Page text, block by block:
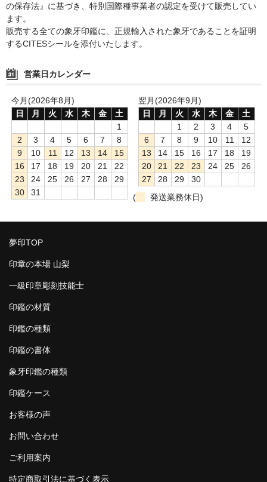
の保存法』に基づき、特別国際種事業者の認定を受けて販売してい
ます。
販売する全ての象牙印鑑に、正規輸入された象牙であることを証明
するCITESシールを添付いたします。
営業日カレンダー
今月(2026年8月)
日
月 火 水 木 金
土
1
2
3 4 5 6 7
8
9
10 11 12 13 14
15
16
17 18 19 20 21
22
23
24 25 26 27 28
29
30
31
翌月(2026年9月)
日
月 火 水 木 金
土
1
2 3 4
5
6
7 8 9 10 11
12
13
14 15 16 17 18
19
20
21 22 23 24 25
26
27
28 29
30
(
発送業務休日)
夢印TOP
印章の本場 山梨
一級印章彫刻技能士
印鑑の材質
印鑑の種類
印鑑の書体
象牙印鑑の種類
印鑑ケース
お客様の声
お問い合わせ
ご利用案内
特定商取引法に基づく表示